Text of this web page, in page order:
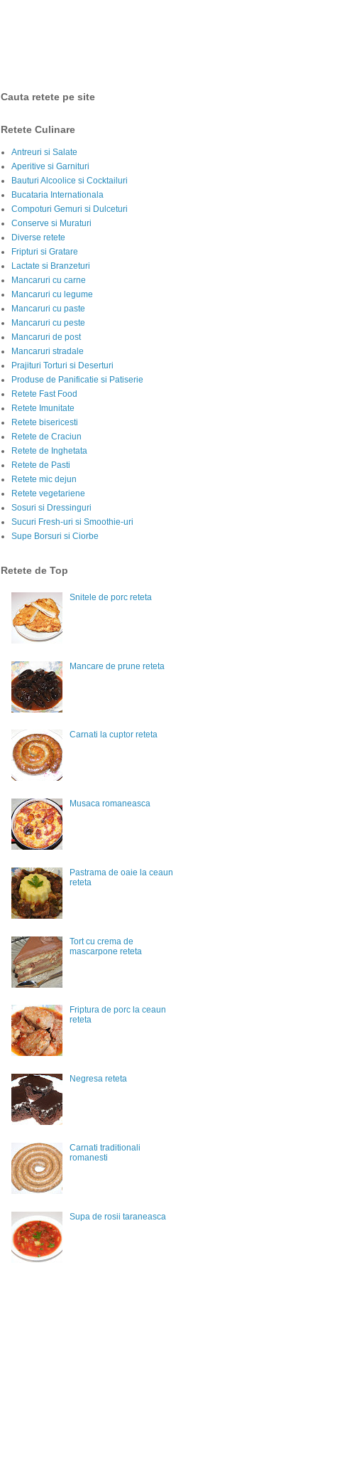
Cauta retete pe site
Retete Culinare
Antreuri si Salate
Aperitive si Garnituri
Bauturi Alcoolice si Cocktailuri
Bucataria Internationala
Compoturi Gemuri si Dulceturi
Conserve si Muraturi
Diverse retete
Fripturi si Gratare
Lactate si Branzeturi
Mancaruri cu carne
Mancaruri cu legume
Mancaruri cu paste
Mancaruri cu peste
Mancaruri de post
Mancaruri stradale
Prajituri Torturi si Deserturi
Produse de Panificatie si Patiserie
Retete Fast Food
Retete Imunitate
Retete bisericesti
Retete de Craciun
Retete de Inghetata
Retete de Pasti
Retete mic dejun
Retete vegetariene
Sosuri si Dressinguri
Sucuri Fresh-uri si Smoothie-uri
Supe Borsuri si Ciorbe
Retete de Top
Snitele de porc reteta
Mancare de prune reteta
Carnati la cuptor reteta
Musaca romaneasca
Pastrama de oaie la ceaun
reteta
Tort cu crema de
mascarpone reteta
Friptura de porc la ceaun
reteta
Negresa reteta
Carnati traditionali
romanesti
Supa de rosii taraneasca